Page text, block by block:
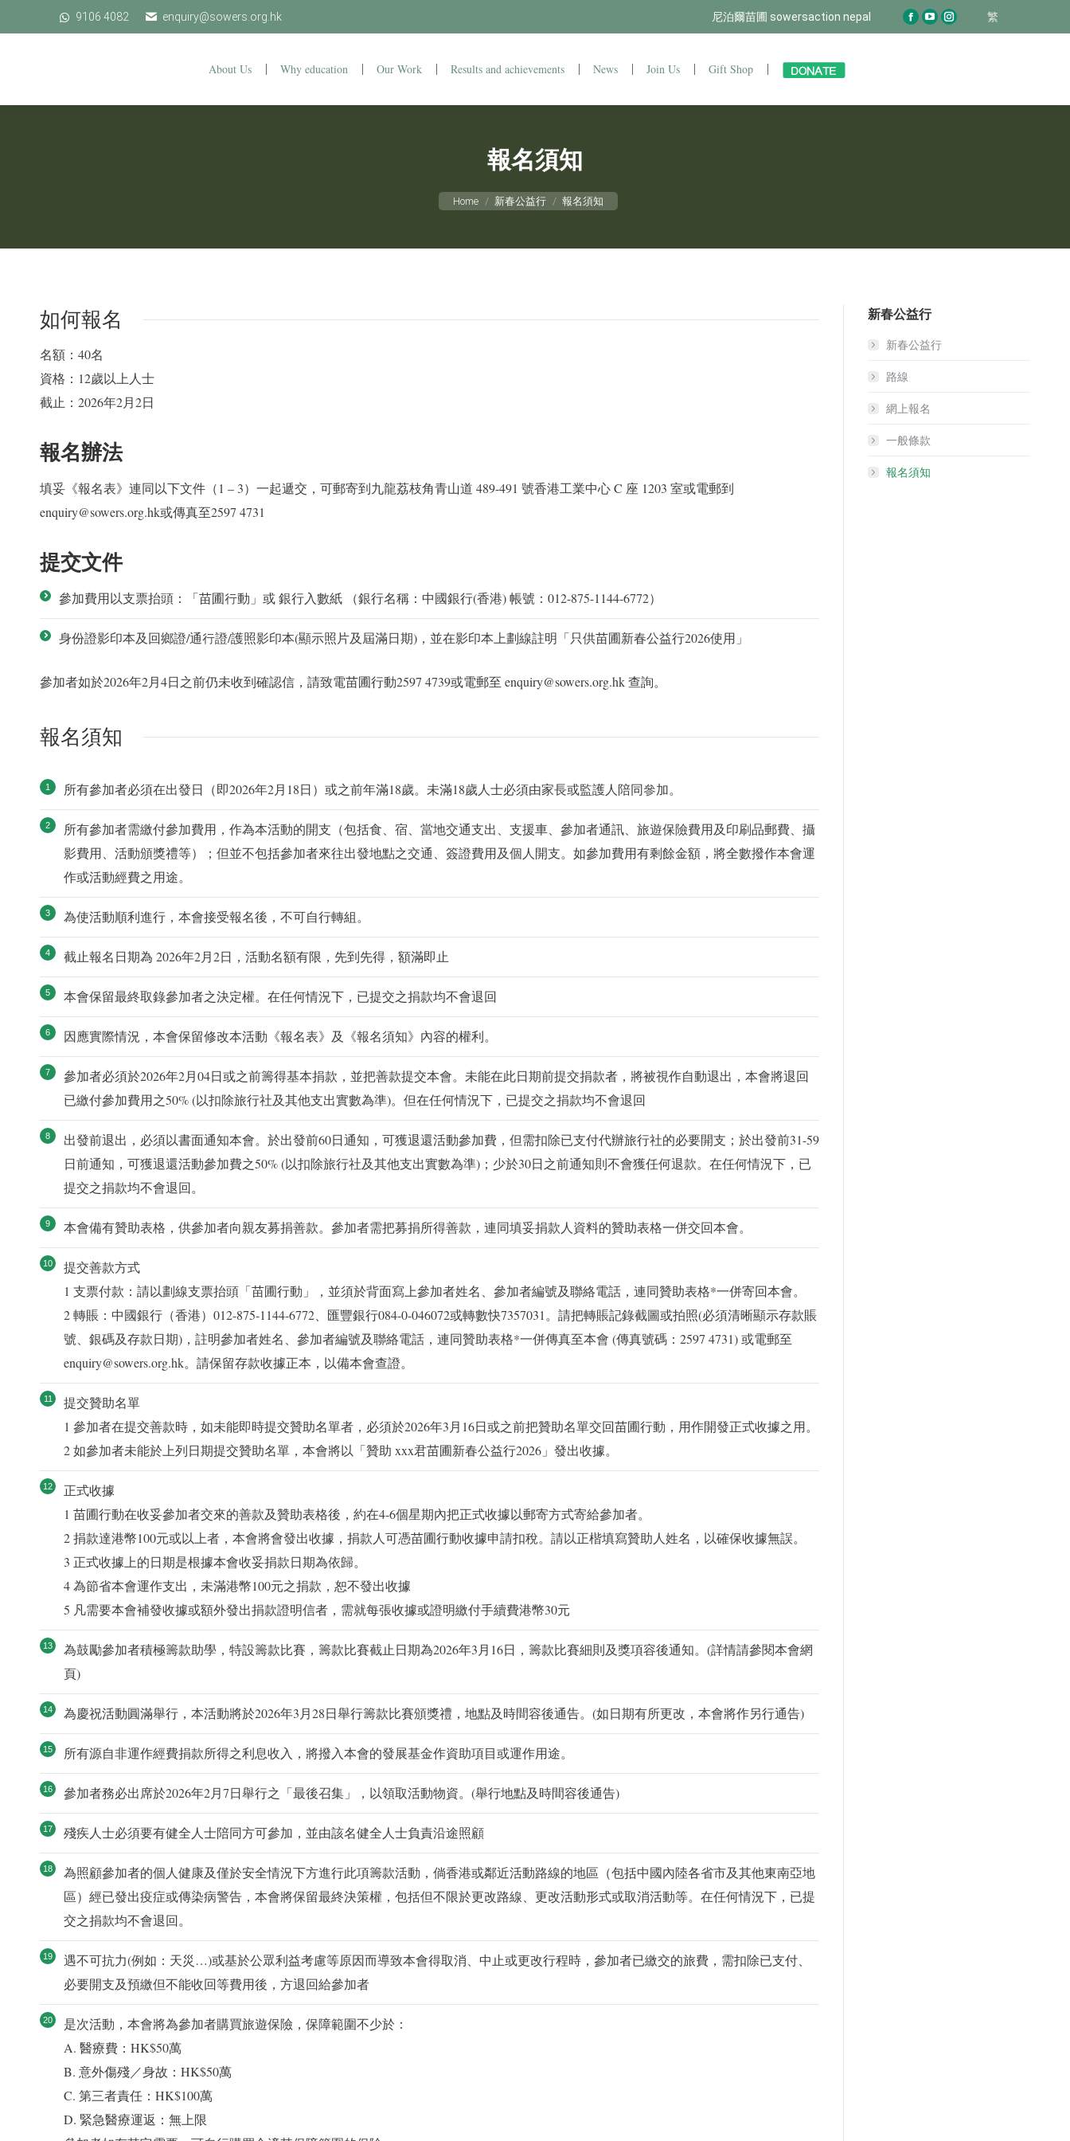
9106 4082 enquiry@sowers.org.hk 尼泊爾苗圃 sowersaction nepal
Facebook
window
YouTube
window
Instagram
window
繁
About Us Why education Our Work Results and achievements News Join Us Gift Shop
報名須知
Home 新春公益行 報名須知
如何報名
名額：40名
資格：12歲以上人士
截止：2026年2月2日
報名辦法
填妥《報名表》連同以下文件（1 – 3）一起遞交，可郵寄到九龍荔枝角青山道 489-491 號香港工業中心 C 座 1203 室或電郵到
enquiry@sowers.org.hk或傳真至2597 4731
提交文件
參加費用以支票抬頭：「苗圃行動」或 銀行入數紙 （銀行名稱：中國銀行(香港) 帳號：012-875-1144-6772）
身份證影印本及回鄉證/通行證/護照影印本(顯示照片及屆滿日期)，並在影印本上劃線註明「只供苗圃新春公益行2026使用」
參加者如於2026年2月4日之前仍未收到確認信，請致電苗圃行動2597 4739或電郵至 enquiry@sowers.org.hk 查詢。
報名須知
所有參加者必須在出發日（即2026年2月18日）或之前年滿18歲。未滿18歲人士必須由家長或監護人陪同參加。
所有參加者需繳付參加費用，作為本活動的開支（包括食、宿、當地交通支出、支援車、參加者通訊、旅遊保險費用及印刷品郵費、攝
影費用、活動頒獎禮等）；但並不包括參加者來往出發地點之交通、簽證費用及個人開支。如參加費用有剩餘金額，將全數撥作本會運
作或活動經費之用途。
為使活動順利進行，本會接受報名後，不可自行轉組。
截止報名日期為 2026年2月2日，活動名額有限，先到先得，額滿即止
本會保留最終取錄參加者之決定權。在任何情況下，已提交之捐款均不會退回
因應實際情況，本會保留修改本活動《報名表》及《報名須知》內容的權利。
參加者必須於2026年2月04日或之前籌得基本捐款，並把善款提交本會。未能在此日期前提交捐款者，將被視作自動退出，本會將退回
已繳付參加費用之50% (以扣除旅行社及其他支出實數為準)。但在任何情況下，已提交之捐款均不會退回
出發前退出，必須以書面通知本會。於出發前60日通知，可獲退還活動參加費，但需扣除已支付代辦旅行社的必要開支；於出發前31-59
日前通知，可獲退還活動參加費之50% (以扣除旅行社及其他支出實數為準)；少於30日之前通知則不會獲任何退款。在任何情況下，已
提交之捐款均不會退回。
本會備有贊助表格，供參加者向親友募捐善款。參加者需把募捐所得善款，連同填妥捐款人資料的贊助表格一併交回本會。
提交善款方式
1 支票付款：請以劃線支票抬頭「苗圃行動」，並須於背面寫上參加者姓名、參加者編號及聯絡電話，連同贊助表格*一併寄回本會。
2 轉賬：中國銀行（香港）012-875-1144-6772、匯豐銀行084-0-046072或轉數快7357031。請把轉賬記錄截圖或拍照(必須清晰顯示存款賬
號、銀碼及存款日期)，註明參加者姓名、參加者編號及聯絡電話，連同贊助表格*一併傳真至本會 (傳真號碼：2597 4731) 或電郵至
enquiry@sowers.org.hk。請保留存款收據正本，以備本會查證。
提交贊助名單
1 參加者在提交善款時，如未能即時提交贊助名單者，必須於2026年3月16日或之前把贊助名單交回苗圃行動，用作開發正式收據之用。
2 如參加者未能於上列日期提交贊助名單，本會將以「贊助 xxx君苗圃新春公益行2026」發出收據。
正式收據
1 苗圃行動在收妥參加者交來的善款及贊助表格後，約在4-6個星期內把正式收據以郵寄方式寄給參加者。
2 捐款達港幣100元或以上者，本會將會發出收據，捐款人可憑苗圃行動收據申請扣稅。請以正楷填寫贊助人姓名，以確保收據無誤。
3 正式收據上的日期是根據本會收妥捐款日期為依歸。
4 為節省本會運作支出，未滿港幣100元之捐款，恕不發出收據
5 凡需要本會補發收據或額外發出捐款證明信者，需就每張收據或證明繳付手續費港幣30元
為鼓勵參加者積極籌款助學，特設籌款比賽，籌款比賽截止日期為2026年3月16日，籌款比賽細則及獎項容後通知。(詳情請參閱本會網
頁)
為慶祝活動圓滿舉行，本活動將於2026年3月28日舉行籌款比賽頒獎禮，地點及時間容後通告。(如日期有所更改，本會將作另行通告)
所有源自非運作經費捐款所得之利息收入，將撥入本會的發展基金作資助項目或運作用途。
參加者務必出席於2026年2月7日舉行之「最後召集」，以領取活動物資。(舉行地點及時間容後通告)
殘疾人士必須要有健全人士陪同方可參加，並由該名健全人士負責沿途照顧
為照顧參加者的個人健康及僅於安全情況下方進行此項籌款活動，倘香港或鄰近活動路線的地區（包括中國內陸各省市及其他東南亞地
區）經已發出疫症或傳染病警告，本會將保留最終決策權，包括但不限於更改路線、更改活動形式或取消活動等。在任何情況下，已提
交之捐款均不會退回。
遇不可抗力(例如：天災…)或基於公眾利益考慮等原因而導致本會得取消、中止或更改行程時，參加者已繳交的旅費，需扣除已支付、
必要開支及預繳但不能收回等費用後，方退回給參加者
是次活動，本會將為參加者購買旅遊保險，保障範圍不少於：
A. 醫療費：HK$50萬
B. 意外傷殘／身故：HK$50萬
C. 第三者責任：HK$100萬
D. 緊急醫療運返：無上限
新春公益行
新春公益行
路線
網上報名
一般條款
報名須知
9106 4082 enquiry@sowers.org.hk 尼泊爾苗圃 sowersaction nepal
Facebook
window
YouTube
window
Instagram
window
About Us Why education Our Work Results and achievements News Join Us Gift Shop